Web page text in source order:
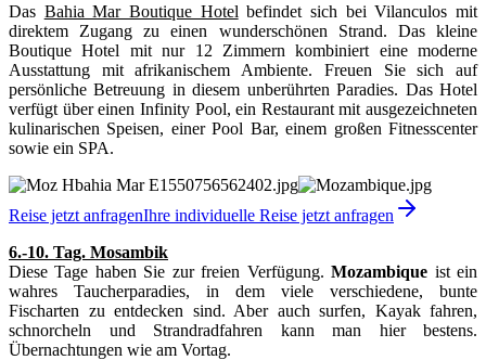
Das Bahia Mar Boutique Hotel befindet sich bei Vilanculos mit
direktem Zugang zu einen wunderschönen Strand. Das kleine
Boutique Hotel mit nur 12 Zimmern kombiniert eine moderne
Ausstattung mit afrikanischem Ambiente. Freuen Sie sich auf
persönliche Betreuung in diesem unberührten Paradies. Das Hotel
verfügt über einen Infinity Pool, ein Restaurant mit ausgezeichneten
kulinarischen Speisen, einer Pool Bar, einem großen Fitnesscenter
sowie ein SPA.
Reise jetzt anfragenIhre individuelle Reise jetzt anfragen
6.-10. Tag. Mosambik
Diese Tage haben Sie zur freien Verfügung.Mozambique ist ein
wahres Taucherparadies, in dem viele verschiedene, bunte
Fischarten zu entdecken sind. Aber auch surfen, Kayak fahren,
schnorcheln und Strandradfahren kann man hier bestens.
Übernachtungen wie am Vortag.